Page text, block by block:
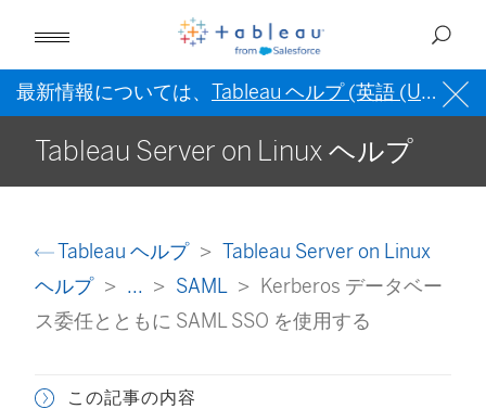
最新情報については、 Tableau ヘルプ (英語 (US)) を
Tableau Server on Linux ヘルプ
Tableau ヘルプ
Tableau Server on Linux
ヘルプ
... SAML
Kerberos データベー
ス委任とともに SAML SSO を使用する
この記事の内容